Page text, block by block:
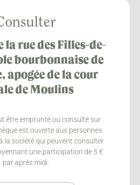
la rue des Filles-de-
bourbonnaise de
apogée de la cour
de Moulins
être emprunté ou consulté sur
est ouverte aux personnes
la société qui peuvent consulter
une participation de 5 €
par après midi.